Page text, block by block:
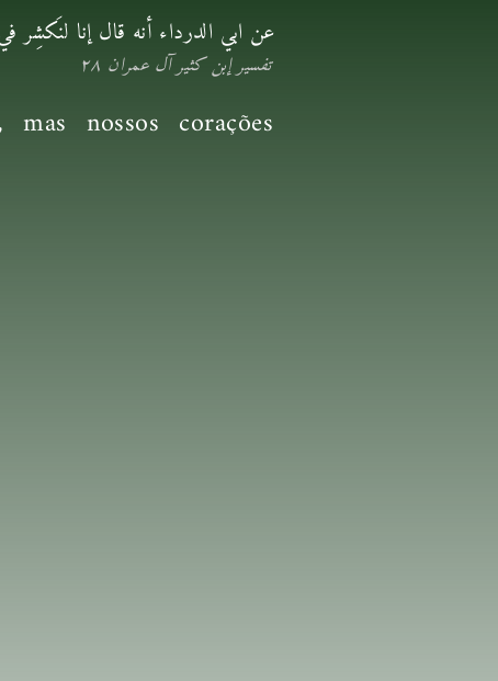
عن ابي الدرداء أنه قال إنا لنَكشِر
تفسير إبن كثير آل عمران ٢٨
nossos corações